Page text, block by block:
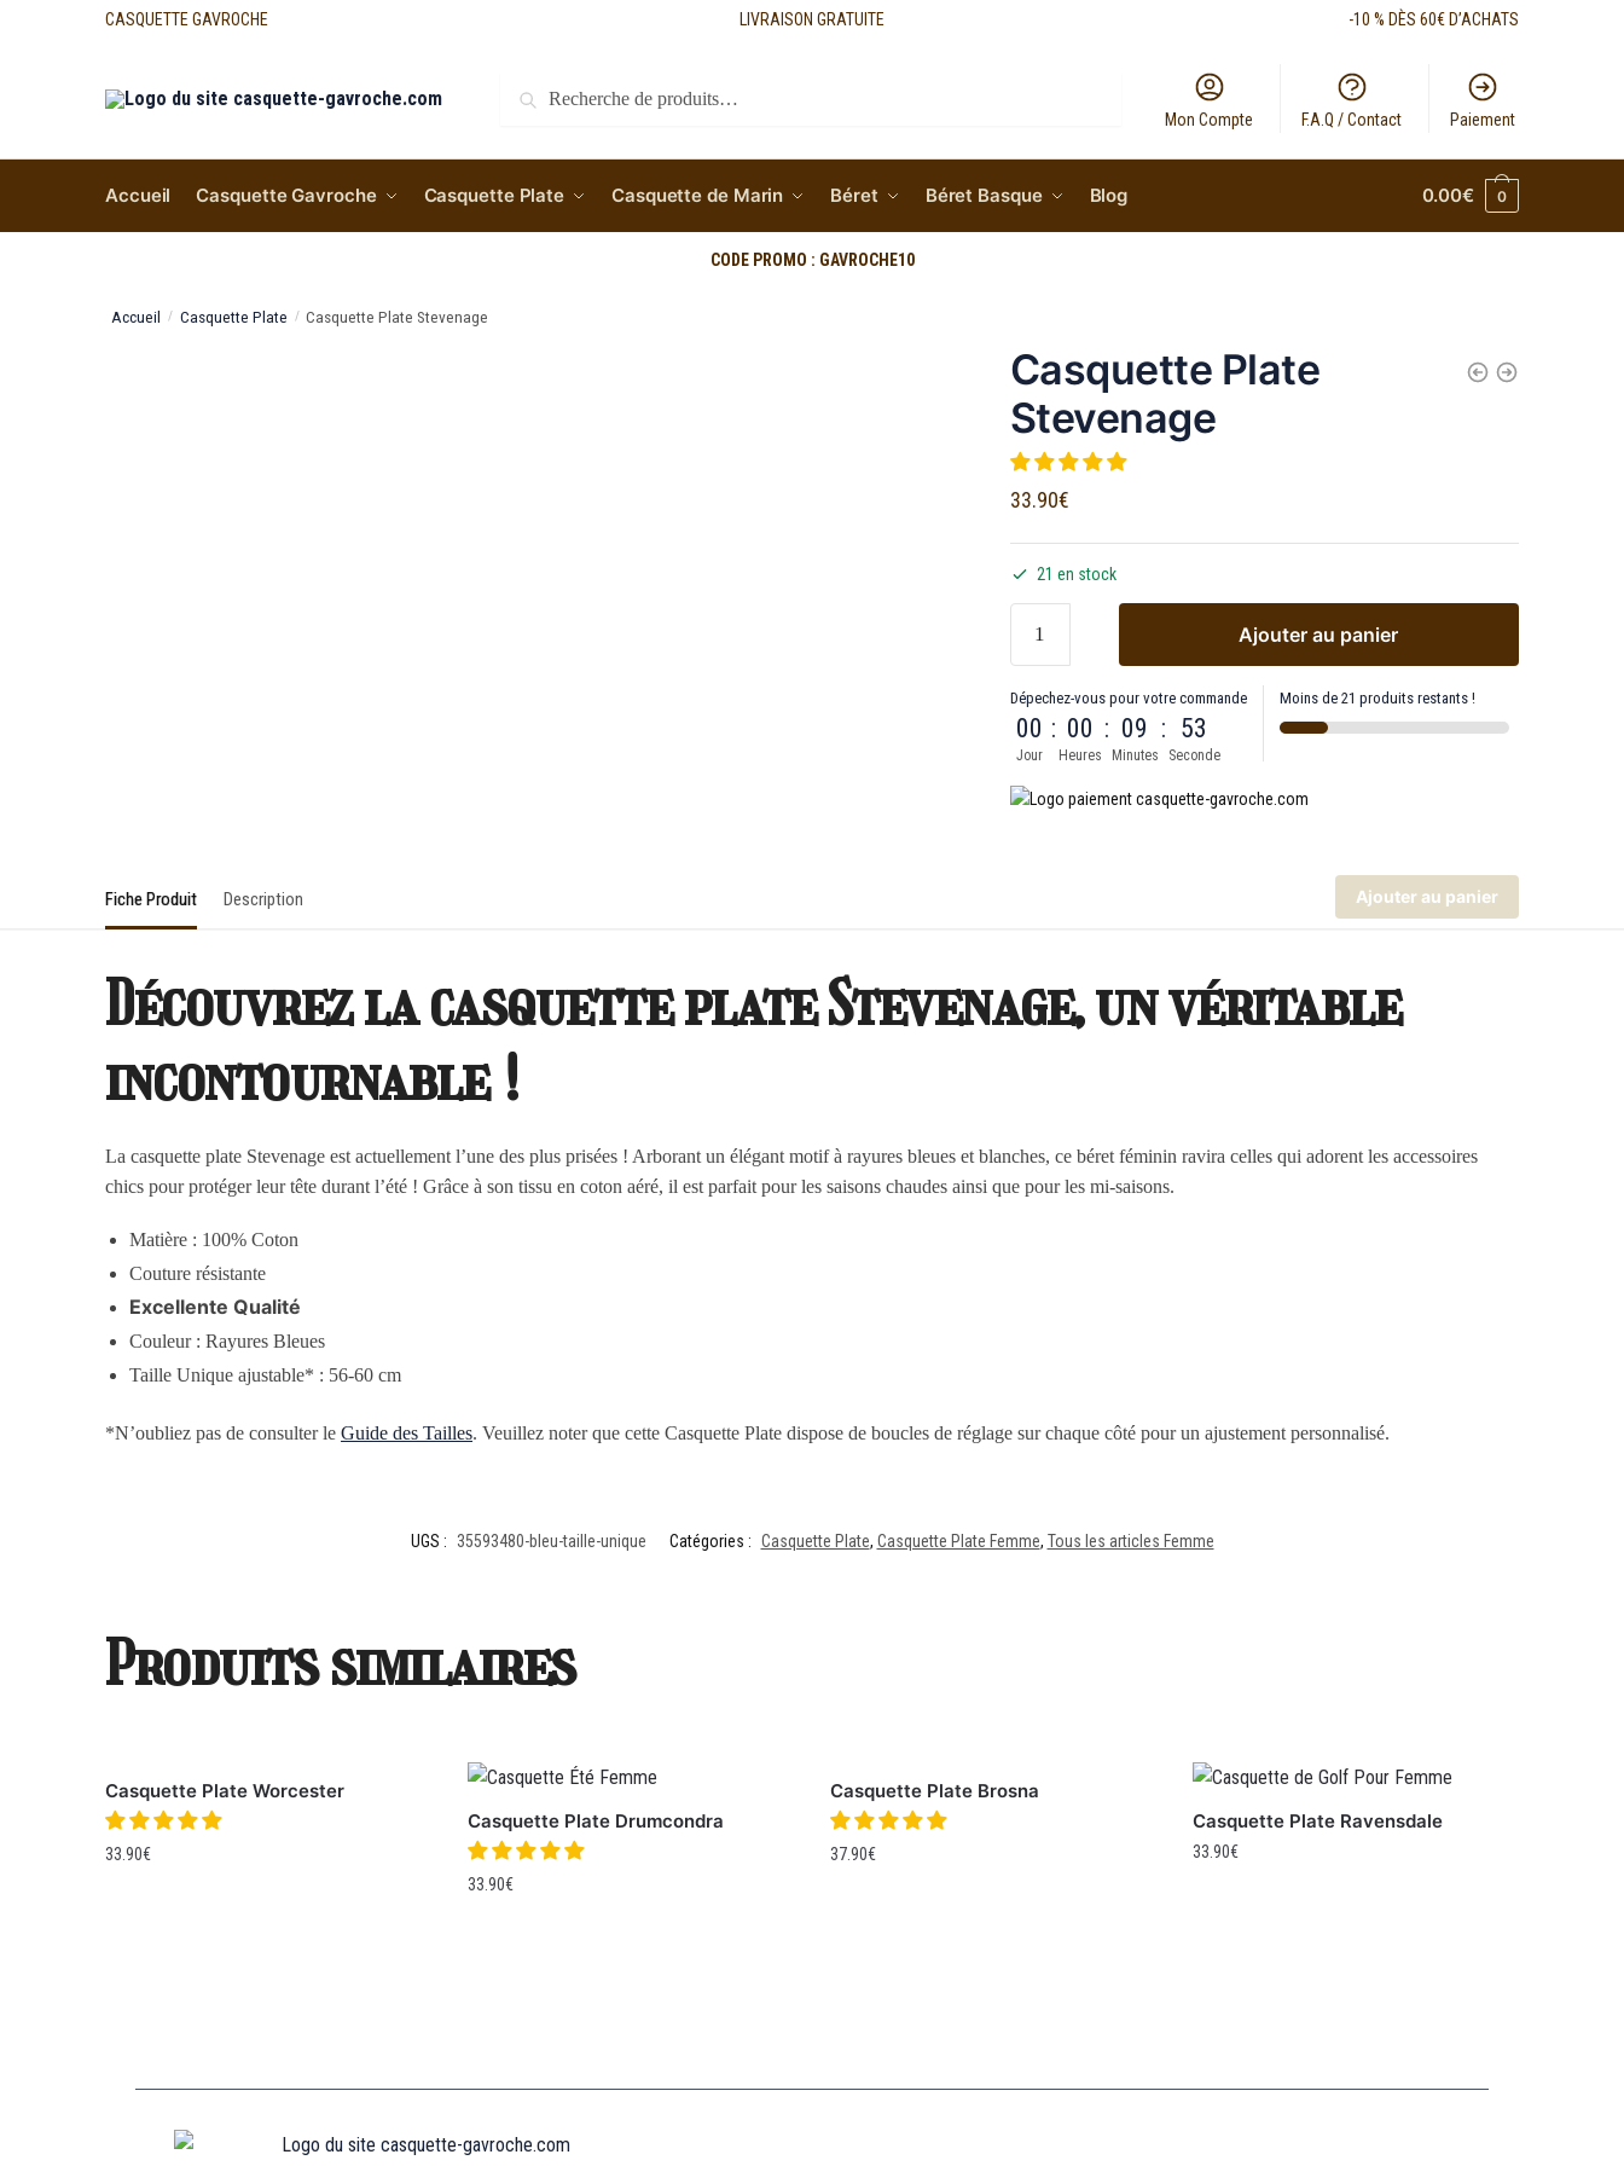
CASQUETTE GAVROCHE LIVRAISON GRATUITE -10 % DÈS 60€ D’ACHATS
Recherche
Mon Compte F.A.Q / Contact Paiement
Accueil Casquette Gavroche Casquette Plate Casquette de Marin Béret Béret Basque Blog 0.00€ 0
CODE PROMO : GAVROCHE10
Accueil / Casquette Plate / Casquette Plate Stevenage
Casquette Plate
Stevenage
33.90€
21 en stock
Ajouter au panier
Dépechez-vous pour votre commande
00
Jour
: 00
Heures
: 09
Minutes
: 53
Seconde
Moins de 21 produits restants !
Fiche Produit Description Ajouter au panier
Découvrez la casquette plate Stevenage, un véritable
incontournable !
La casquette plate Stevenage est actuellement l’une des plus prisées ! Arborant un élégant motif à rayures bleues et blanches, ce béret féminin ravira celles qui adorent les accessoires
chics pour protéger leur tête durant l’été ! Grâce à son tissu en coton aéré, il est parfait pour les saisons chaudes ainsi que pour les mi-saisons.
Matière : 100% Coton
Couture résistante
Excellente Qualité
Couleur : Rayures Bleues
Taille Unique ajustable* : 56-60 cm
*N’oubliez pas de consulter leGuide des Tailles. Veuillez noter que cette Casquette Plate dispose de boucles de réglage sur chaque côté pour un ajustement personnalisé.
UGS : 35593480-bleu-taille-unique Catégories : Casquette Plate, Casquette Plate Femme, Tous les articles Femme
Produits similaires
Casquette Plate Worcester
33.90€
Casquette Plate Drumcondra
33.90€
Casquette Plate Brosna
37.90€
Casquette Plate Ravensdale
33.90€